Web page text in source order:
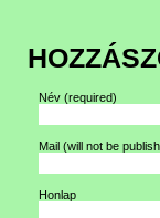
Név (required)
Mail (will not be
Honlap